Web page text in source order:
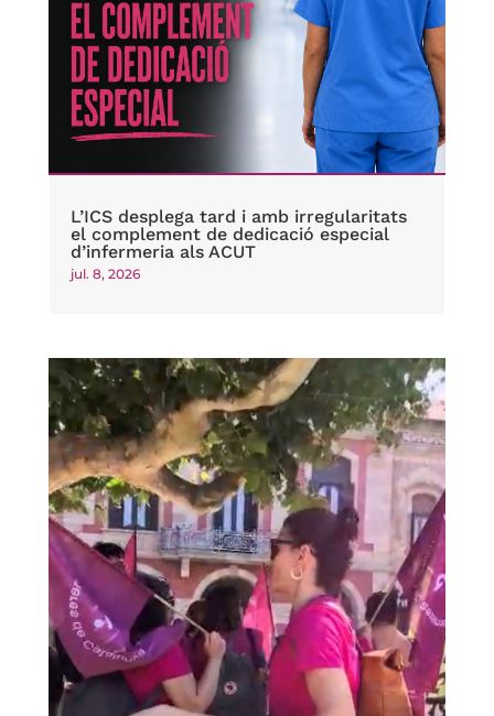
L’ICS desplega tard i amb irregularitats
el complement de dedicació especial
d’infermeria als ACUT
jul. 8, 2026